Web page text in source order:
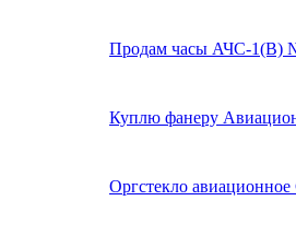
Продам часы АЧС-1(В)
Куплю фанеру
Оргстекло